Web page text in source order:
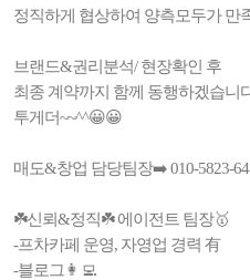
정직하게 협상하여 양측모두가 만
브랜드&권리분석/ 현장확인 후
최종 계약까지 함께 동행하겠습니
투게더~~^^😀😀
매도&창업 담당팀장➡️ 010-5823-
☘️신뢰&정직☘️ 에이전트 팀장🥇
-프차카페 운영, 자영업 경력 有
-블로그👩‍💻